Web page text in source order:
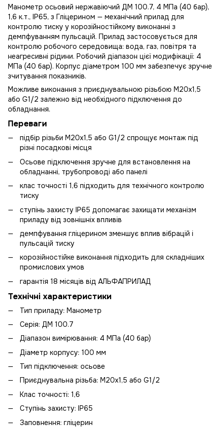
Манометр осьовий нержавіючий ДМ 100.7, 4 МПа (40 бар),
1,6 к.т., IP65, з Гліцерином — механічний прилад для
контролю тиску у корозійностійкому виконанні з
демпфуванням пульсацій. Прилад застосовується для
контролю робочого середовища: вода, газ, повітря та
неагресивні рідини. Робочий діапазон цієї модифікації: 4
МПа (40 бар). Корпус діаметром 100 мм забезпечує зручне
зчитування показників.
Можливе виконання з приєднувальною різьбою М20х1,5
або G1/2 залежно від необхідного підключення до
обладнання.
Переваги
підбір різьби М20х1,5 або G1/2 спрощує монтаж під
різні посадкові місця
Осьове підключення зручне для встановлення на
обладнанні, трубопроводі або панелі
клас точності 1,6 підходить для технічного контролю
тиску
ступінь захисту IP65 допомагає захищати механізм
приладу від зовнішніх впливів
демпфування гліцерином зменшує вплив вібрацій і
пульсацій тиску
корозійностійке виконання підходить для складніших
промислових умов
гарантія 18 місяців від АЛЬФАПРИЛАД
Технічні характеристики
Тип приладу: Манометр
Серія: ДМ 100.7
Діапазон вимірювання: 4 МПа (40 бар)
Діаметр корпусу: 100 мм
Тип підключення: осьове
Приєднувальна різьба: М20х1,5 або G1/2
Клас точності: 1,6
Ступінь захисту: IP65
Заповнення: гліцерин